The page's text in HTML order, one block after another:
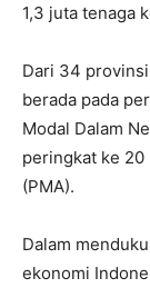
1,3 juta tenaga
Dari 34
berada pada
Modal Dalam
peringkat ke 20
(PMA).
Dalam
ekonomi